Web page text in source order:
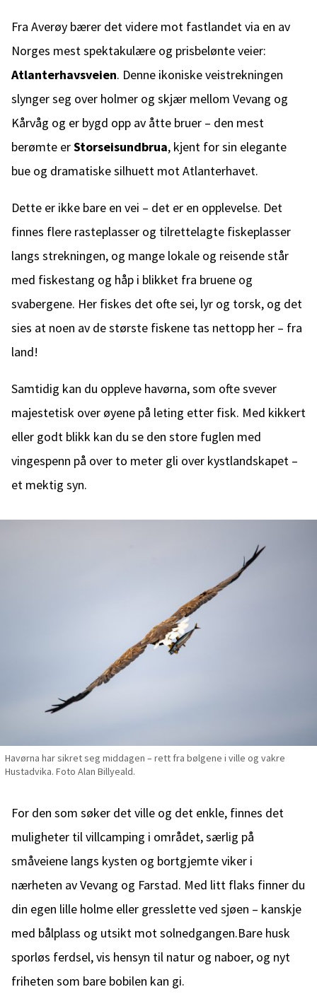
Fra Averøy bærer det videre mot fastlandet via en av
Norges mest spektakulære og prisbelønte veier:
Atlanterhavsveien. Denne ikoniske veistrekningen
slynger seg over holmer og skjær mellom Vevang og
Kårvåg og er bygd opp av åtte bruer – den mest
berømte erStorseisundbrua, kjent for sin elegante
bue og dramatiske silhuett mot Atlanterhavet.
Dette er ikke bare en vei – det er en opplevelse. Det
finnes flere rasteplasser og tilrettelagte fiskeplasser
langs strekningen, og mange lokale og reisende står
med fiskestang og håp i blikket fra bruene og
svabergene. Her fiskes det ofte sei, lyr og torsk, og det
sies at noen av de største fiskene tas nettopp her – fra
land!
Samtidig kan du oppleve havørna, som ofte svever
majestetisk over øyene på leting etter fisk. Med kikkert
eller godt blikk kan du se den store fuglen med
vingespenn på over to meter gli over kystlandskapet –
et mektig syn.
Havørna har sikret seg middagen – rett fra bølgene i ville og vakre
Hustadvika. Foto Alan Billyeald.
For den som søker det ville og det enkle, finnes det
muligheter til villcamping i området, særlig på
småveiene langs kysten og bortgjemte viker i
nærheten av Vevang og Farstad. Med litt flaks finner du
din egen lille holme eller gresslette ved sjøen – kanskje
med bålplass og utsikt mot solnedgangen.Bare husk
sporløs ferdsel, vis hensyn til natur og naboer, og nyt
friheten som bare bobilen kan gi.